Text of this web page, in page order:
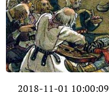
2018-11-01 10:00:09